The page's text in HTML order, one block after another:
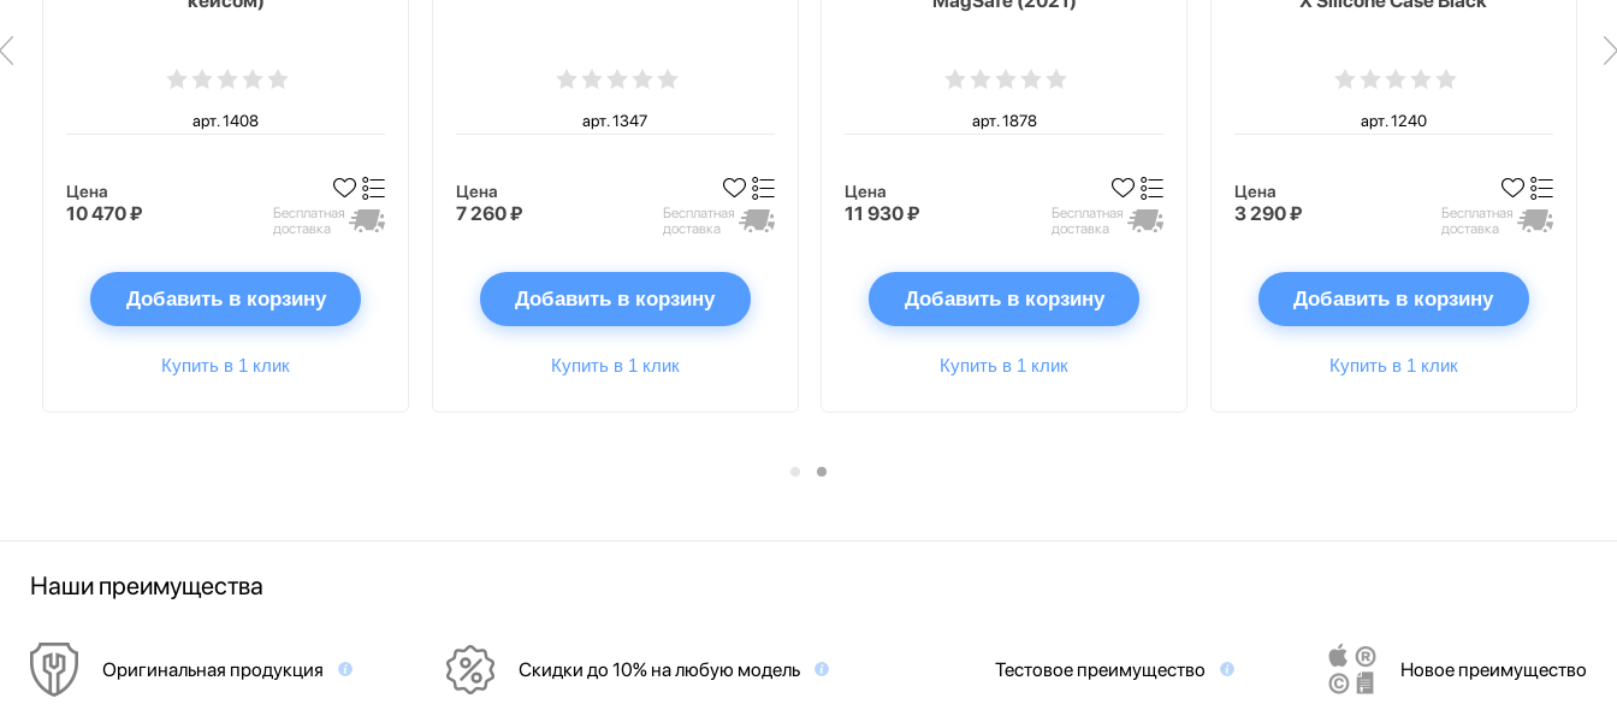
арт. 1408
Цена
10 470 ₽
Бесплатная
доставка
Добавить в корзину
Купить в 1 клик
арт. 1347
Цена
7 260 ₽
Бесплатная
доставка
Добавить в корзину
Купить в 1 клик
арт. 1878
Цена
11 930 ₽
Бесплатная
доставка
Добавить в корзину
Купить в 1 клик
арт. 1240
Цена
3 290 ₽
Бесплатная
доставка
Добавить в корзину
Купить в 1 клик
Наши преимущества
Оригинальная продукция Скидки до 10% на любую модель Тестовое преимущество Новое преимущество